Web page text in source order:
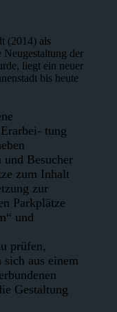
(2014) als
Neugestaltung der
liegt ein neuer
bis heute
tung
Besucher
zum Inhalt
zur
Parkplätze
und
prüfen,
aus einem
Gestaltung